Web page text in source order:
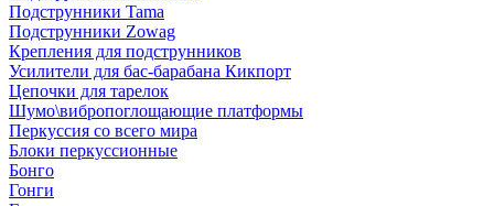
Подструнники Tama
Подструнники Zowag
Крепления для подструнников
Усилители для бас-барабана Кикпорт
Цепочки для тарелок
Шумо\вибропоглощающие платформы
Перкуссия со всего мира
Блоки перкуссионные
Бонго
Гонги